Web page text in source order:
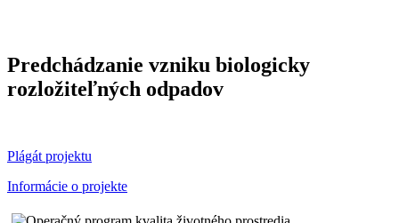
Predchádzanie vzniku biologicky
rozložiteľných odpadov
Plágát projektu
Informácie o projekte